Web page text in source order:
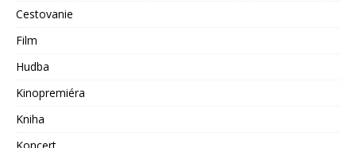
Cestovanie
Film
Hudba
Kinopremiéra
Kniha
Koncert